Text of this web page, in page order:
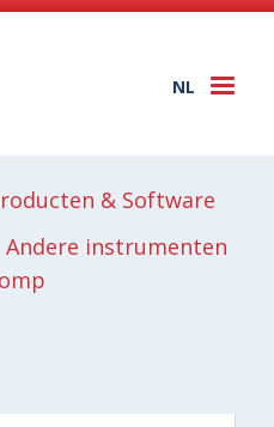
NL
& Software
Andere instrumenten